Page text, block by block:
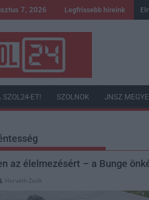
7, 2026 Legfrissebb híreink
SZOL24-ET! SZOLNOK JNSZ MEGYE
az élelmezésért – a Bunge
Horváth Zsolt